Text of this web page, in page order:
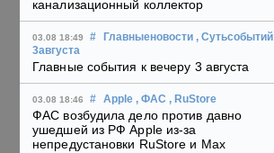
канализационный коллектор
03.08 18:49 # Главныеновости , Сутьсобытий
3августа
Главные события к вечеру 3 августа
03.08 18:46 # Apple , ФАС , RuStore
ФАС возбудила дело против давно
ушедшей из РФ Apple из-за
непредустановки RuStore и Max